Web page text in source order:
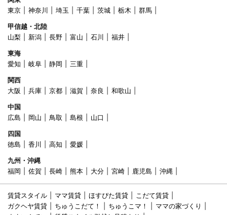
東京
神奈川 埼玉 千葉 茨城 栃木
群馬
甲信越・北陸
山梨
新潟 長野 富山 石川
福井
東海
愛知
岐阜 静岡
三重
関西
大阪
兵庫 京都 滋賀 奈良
和歌山
中国
広島
岡山 鳥取 島根
山口
四国
徳島
香川 高知
愛媛
九州・沖縄
福岡
佐賀 長崎 熊本 大分 宮崎 鹿児島 沖縄
賃貸スタイル ママ賃貸 ほすぴた賃貸
こだて賃貸
ガクヘヤ賃貸
ちゅうこだて！ ちゅうこマ！
ママの家づくり